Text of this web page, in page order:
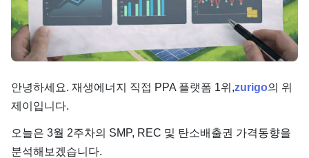
PPA 플레이
에너지브리핑
단가
회사소개
안녕하세요. 재생에너지 직접 PPA 플랫폼 1위,zurigo의 위
제이입니다.
오늘은 3월 2주차의 SMP, REC 및 탄소배출권 가격동향을
분석해보겠습니다.